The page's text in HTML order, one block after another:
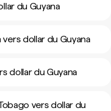
du Guyana
dollar du Guyana
dollar du Guyana
vers dollar du